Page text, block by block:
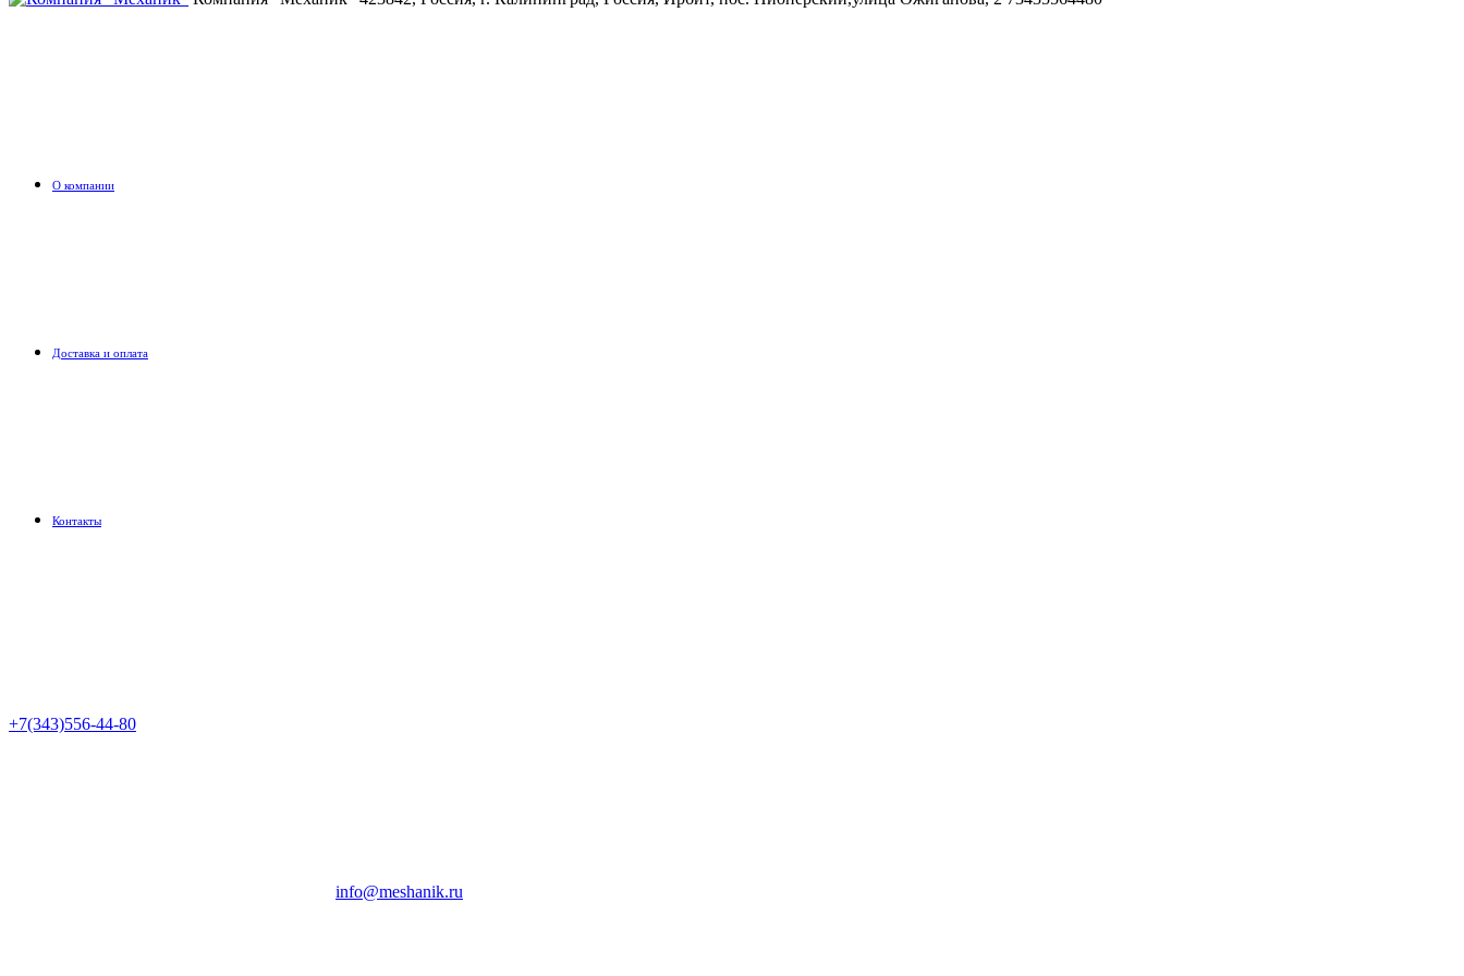
О компании
Доставка и оплата
Контакты
+7(343)556-44-80
info@meshanik.ru